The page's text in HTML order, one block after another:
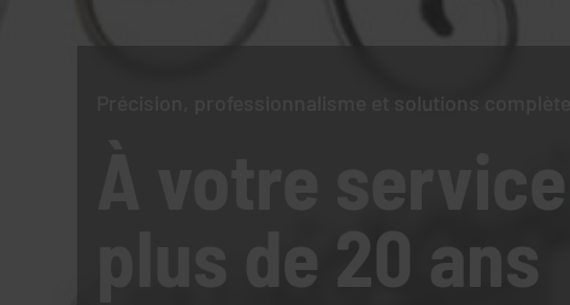
Précision, professionnalisme et solutions complètes
À votre service
plus de 20 ans